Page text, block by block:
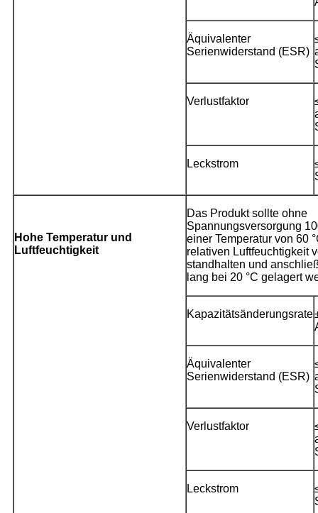
Äquivalenter
Serienwiderstand (ESR)
Verlustfaktor
Leckstrom
Hohe Temperatur und
Luftfeuchtigkeit
Das Produkt sollte ohne
Spannungsversorgung
einer Temperatur von 60
relativen Luftfeuchtigkeit
standhalten und
lang bei 20 °C gelagert
Kapazitätsänderungsrate
Äquivalenter
Serienwiderstand (ESR)
Verlustfaktor
Leckstrom